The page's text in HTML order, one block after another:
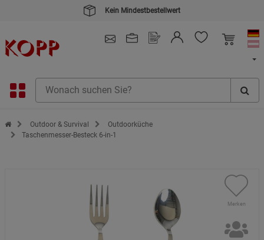
Kein Mindestbestellwert
Zur Startseite des Kopp Verlag Online-Shop
Outdoor & Survival
Outdoorküche
Taschenmesser-Besteck 6-in-1
Merken